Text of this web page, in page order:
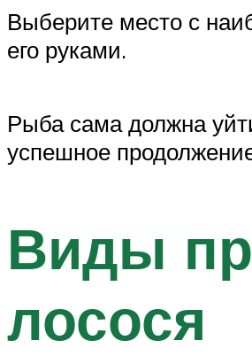
Выберите место с
его руками.
Рыба сама должна
успешное
Виды
лосося